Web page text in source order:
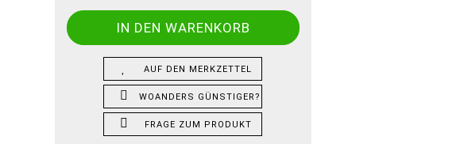
AUF DEN MERKZETTEL
WOANDERS GÜNSTIGER?
FRAGE ZUM PRODUKT